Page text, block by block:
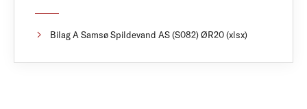
Bilag A Samsø Spildevand AS (S082) ØR20 (xlsx)